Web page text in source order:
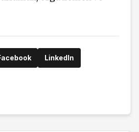
LinkedIn